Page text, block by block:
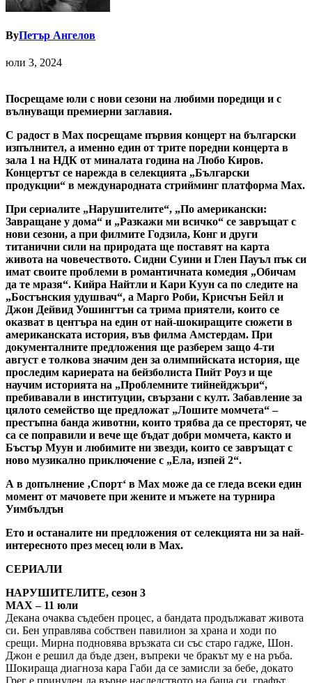
ByПетър Ангелов
юли 3, 2024
Посрещаме юли с нови сезони на любими поредици и с
вълнуващи премиерни заглавия.
С радост в Max посрещаме първия концерт на български
изпълнител, а именно един от трите поредни концерта в
зала 1 на НДК от миналата година на Любо Киров.
Концертът се нарежда в селекцията „Български
продукции“ в международната стрийминг платформа Мах.
При сериалите „Нарушителите“, „По американски:
Завращане у дома“ и „Разкажи ми всичко“ се завръщат с
нови сезони, а при филмите Годзила, Конг и други
титанични сили на природата ще поставят на карта
живота на човечеството. Сидни Суини и Глен Пауъл пък си
имат своите проблеми в романтичната комедия „Обичам
да те мразя“. Кийра Найтли и Кари Куун са по следите на
„Бостънския удушвач“, а Марго Роби, Крисчън Бейл и
Джон Дейвид Уошингтън са трима приятели, които се
оказват в центъра на един от най-шокиращите сюжети в
американската история, във филма Амстердам. При
документалните предложения ще разберем защо 4-ти
август е толкова значим ден за олимпийската история, ще
проследим кариерата на бейзболиста Пийт Роуз и ще
научим историята на „Проблемните тийнейджъри“,
пребивавали в институции, свързани с култ. Забавление за
цялото семейство ще предложат „Лошите момчета“ –
престъпна банда животни, които трябва да се престорят, че
са се поправили и вече ще бъдат добри момчета, както и
Бъстър Муун и любимите ни звезди, които се завръщат с
ново музикално приключение с „Ела, изпей 2“.
А в допълнение ‚Спорт‘ в Мах може да се гледа всеки един
момент от мачовете при жените и мъжете на турнира
Уимбълдън
Ето и останалите ни предложения от селекцията ни за най-
интересното през месец юли в Max.
СЕРИАЛИ
НАРУШИТЕЛИТЕ, сезон 3
MAX – 11 юли
Декана очаква съдебен процес, а бандата продължават живота
си. Бен управлява собствен павилион за храна и ходи по
срещи. Мирна подновява връзката си със старо гадже, Шон.
Джон е решил да бъде дзен, въпреки че бракът му е на ръба.
Шокираща диагноза кара Габи да се замисли за бебе, докато